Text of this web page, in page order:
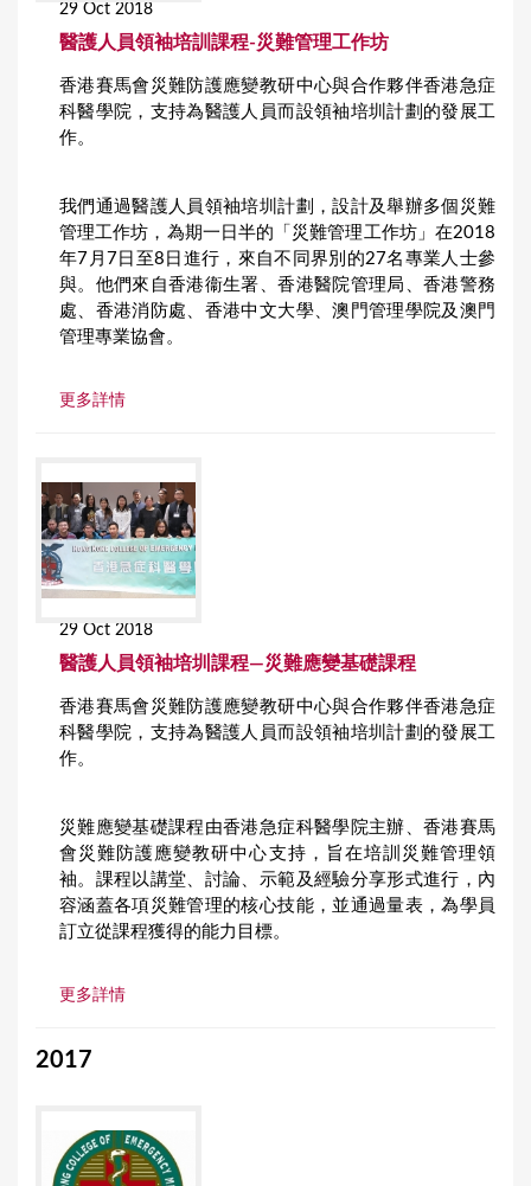
29 Oct 2018
醫護人員領袖培訓課程-災難管理工作坊
香港賽馬會災難防護應變教研中心與合作夥伴香港急症
科醫學院，支持為醫護人員而設領袖培圳計劃的發展工
作。
我們通過醫護人員領袖培圳計劃，設計及舉辦多個災難
管理工作坊，為期一日半的「災難管理工作坊」在2018
年7月7日至8日進行，來自不同界別的27名專業人士參
與。他們來自香港衞生署、香港醫院管理局、香港警務
處、香港消防處、香港中文大學、澳門管理學院及澳門
管理專業協會。
更多詳情
29 Oct 2018
醫護人員領袖培圳課程—災難應變基礎課程
香港賽馬會災難防護應變教研中心與合作夥伴香港急症
科醫學院，支持為醫護人員而設領袖培圳計劃的發展工
作。
災難應變基礎課程由香港急症科醫學院主辦、香港賽馬
會災難防護應變教研中心支持，旨在培訓災難管理領
袖。課程以講堂、討論、示範及經驗分享形式進行，內
容涵蓋各項災難管理的核心技能，並通過量表，為學員
訂立從課程獲得的能力目標。
更多詳情
2017